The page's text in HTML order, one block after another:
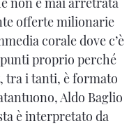
offerte milionarie
corale dove c’è
proprio perché
tra i tanti, è formato
Aldo Baglio
è interpretato da